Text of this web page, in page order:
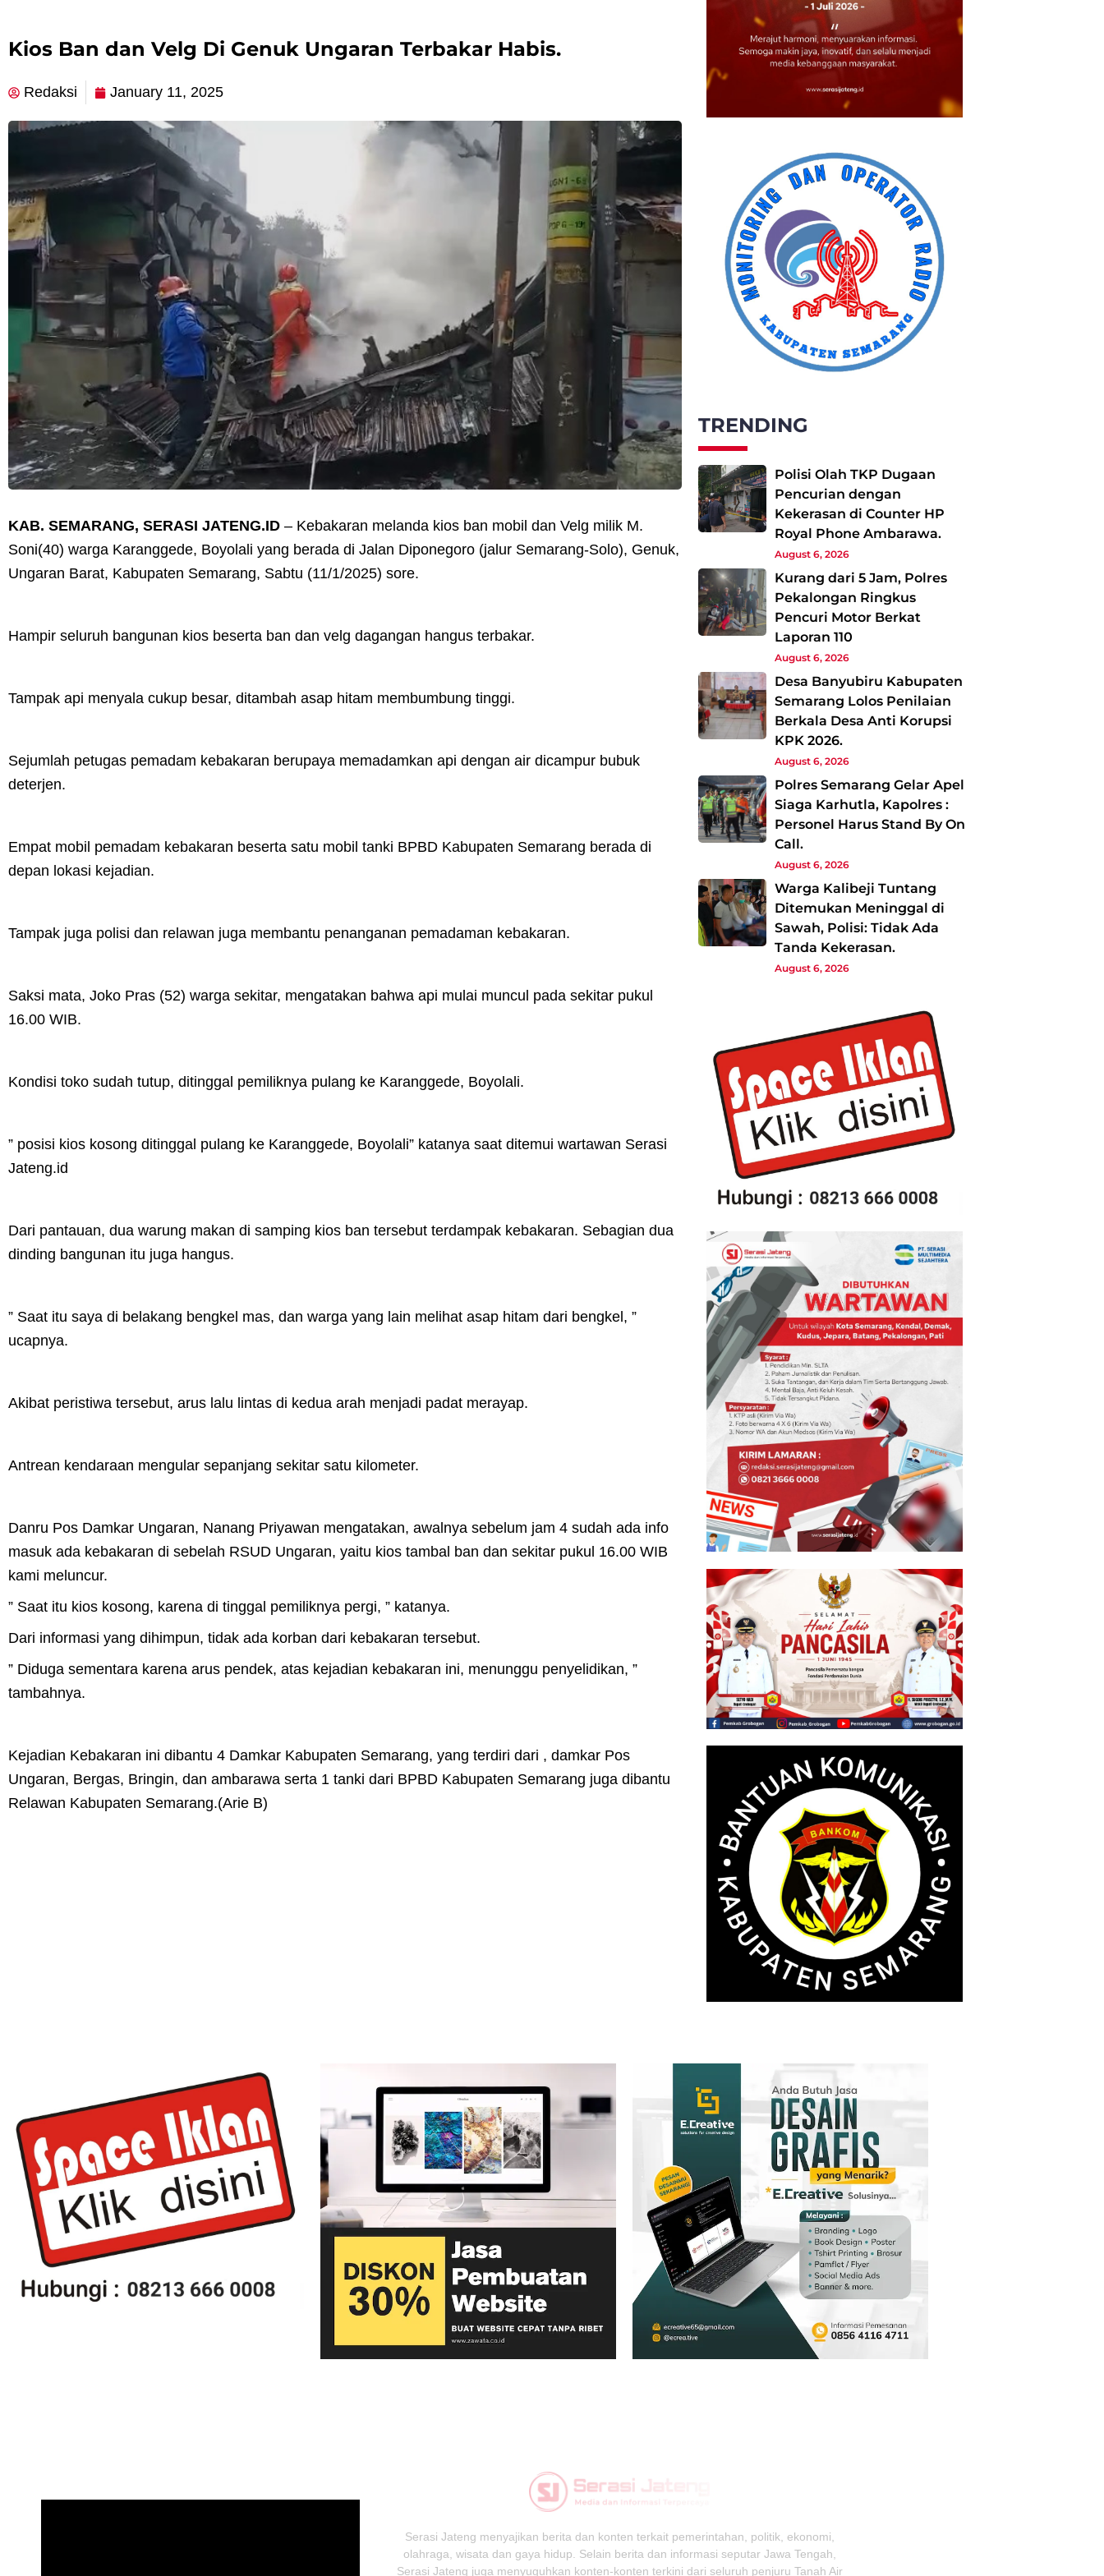
Kios Ban dan Velg Di Genuk Ungaran Terbakar Habis.
Redaksi January 11, 2025
KAB. SEMARANG, SERASI JATENG.ID – Kebakaran melanda kios ban mobil dan Velg milik M.
Soni(40) warga Karanggede, Boyolali yang berada di Jalan Diponegoro (jalur Semarang-Solo), Genuk,
Ungaran Barat, Kabupaten Semarang, Sabtu (11/1/2025) sore.
Hampir seluruh bangunan kios beserta ban dan velg dagangan hangus terbakar.
Tampak api menyala cukup besar, ditambah asap hitam membumbung tinggi.
Sejumlah petugas pemadam kebakaran berupaya memadamkan api dengan air dicampur bubuk
deterjen.
Empat mobil pemadam kebakaran beserta satu mobil tanki BPBD Kabupaten Semarang berada di
depan lokasi kejadian.
Tampak juga polisi dan relawan juga membantu penanganan pemadaman kebakaran.
Saksi mata, Joko Pras (52) warga sekitar, mengatakan bahwa api mulai muncul pada sekitar pukul
16.00 WIB.
Kondisi toko sudah tutup, ditinggal pemiliknya pulang ke Karanggede, Boyolali.
” posisi kios kosong ditinggal pulang ke Karanggede, Boyolali” katanya saat ditemui wartawan Serasi
Jateng.id
Dari pantauan, dua warung makan di samping kios ban tersebut terdampak kebakaran. Sebagian dua
dinding bangunan itu juga hangus.
” Saat itu saya di belakang bengkel mas, dan warga yang lain melihat asap hitam dari bengkel, ”
ucapnya.
Akibat peristiwa tersebut, arus lalu lintas di kedua arah menjadi padat merayap.
Antrean kendaraan mengular sepanjang sekitar satu kilometer.
Danru Pos Damkar Ungaran, Nanang Priyawan mengatakan, awalnya sebelum jam 4 sudah ada info
masuk ada kebakaran di sebelah RSUD Ungaran, yaitu kios tambal ban dan sekitar pukul 16.00 WIB
kami meluncur.
” Saat itu kios kosong, karena di tinggal pemiliknya pergi, ” katanya.
Dari informasi yang dihimpun, tidak ada korban dari kebakaran tersebut.
” Diduga sementara karena arus pendek, atas kejadian kebakaran ini, menunggu penyelidikan, ”
tambahnya.
Kejadian Kebakaran ini dibantu 4 Damkar Kabupaten Semarang, yang terdiri dari , damkar Pos
Ungaran, Bergas, Bringin, dan ambarawa serta 1 tanki dari BPBD Kabupaten Semarang juga dibantu
Relawan Kabupaten Semarang.(Arie B)
TRENDING
Polisi Olah TKP Dugaan
Pencurian dengan
Kekerasan di Counter HP
Royal Phone Ambarawa.
August 6, 2026
Kurang dari 5 Jam, Polres
Pekalongan Ringkus
Pencuri Motor Berkat
Laporan 110
August 6, 2026
Desa Banyubiru Kabupaten
Semarang Lolos Penilaian
Berkala Desa Anti Korupsi
KPK 2026.
August 6, 2026
Polres Semarang Gelar Apel
Siaga Karhutla, Kapolres :
Personel Harus Stand By On
Call.
August 6, 2026
Warga Kalibeji Tuntang
Ditemukan Meninggal di
Sawah, Polisi: Tidak Ada
Tanda Kekerasan.
August 6, 2026
Serasi Jateng menyajikan berita dan konten terkait pemerintahan, politik, ekonomi,
olahraga, wisata dan gaya hidup. Selain berita dan informasi seputar Jawa Tengah,
Serasi Jateng juga menyuguhkan konten-konten terkini dari seluruh penjuru Tanah Air